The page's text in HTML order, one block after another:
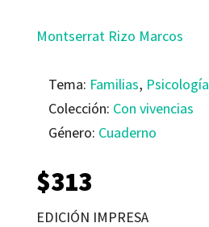
Montserrat Rizo Marcos
Tema: Familias, Psicología
Colección: Con vivencias
Género: Cuaderno
$313
EDICIÓN IMPRESA